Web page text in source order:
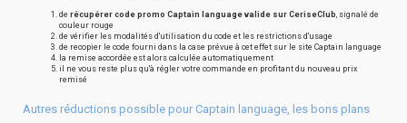
de récupérer code promo Captain language valide sur CeriseClub, signalé de
couleur rouge
de vérifier les modalités d'utilisation du code et les restrictions d'usage
de recopier le code fourni dans la case prévue à cet effet sur le site Captain language
la remise accordée est alors calculée automatiquement
il ne vous reste plus qu'à régler votre commande en profitant du nouveau prix
remisé
Autres réductions possible pour Captain language, les bons plans